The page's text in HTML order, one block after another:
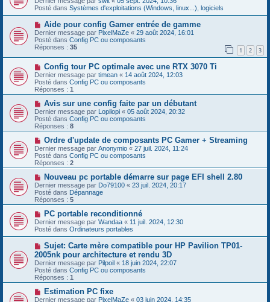
g
e
u
m
e
s
s
a
g
e
u
v
a
u
m
e
s
s
a
g
e
Posté dans Systèmes d'exploitations (Windows, linux...), logiciels
N
o
u
v
e
a
u
m
e
s
s
a
g
e
Aide pour config Gamer entrée de gamme
Dernier message par PixelMaZe « 29 août 2024, 16:01
Posté dans Config PC ou composants
Réponses : 35 1 2 3
N
o
u
v
e
u
m
e
s
s
a
g
e
Config tour PC optimale avec une RTX 3070 Ti
Dernier message par timean « 14 août 2024, 12:03
Posté dans Config PC ou composants
Réponses : 1
N
o
u
v
e
a
m
e
s
s
a
g
e
Avis sur une config faite par un débutant
Dernier message par Lopilopi « 05 août 2024, 20:32
Posté dans Config PC ou composants
Réponses : 8
N
o
u
v
e
a
u
m
e
s
s
a
g
e
Ordre d'update de composants PC Gamer + Streaming
Dernier message par Anonymio « 27 juil. 2024, 11:24
Posté dans Config PC ou composants
Réponses : 2
N
o
u
v
e
a
u
m
e
s
a
g
e
Nouveau pc portable démarre sur page EFI shell 2.80
Dernier message par Do79100 « 23 juil. 2024, 20:17
Posté dans Dépannage
Réponses : 5
N
o
u
v
e
a
u
m
e
s
s
g
PC portable reconditionné
Dernier message par Wandaa « 11 juil. 2024, 12:30
Posté dans Ordinateurs portables
N
o
u
v
e
a
u
m
Sujet: Carte mère compatible pour HP Pavilion TP01-
2005nk pour architecture et rendu 3D
Dernier message par Pilpoil « 18 juin 2024, 22:07
Posté dans Config PC ou composants
Réponses : 1
N
o
Estimation PC fixe
Dernier message par PixelMaZe « 03 juin 2024, 14:35